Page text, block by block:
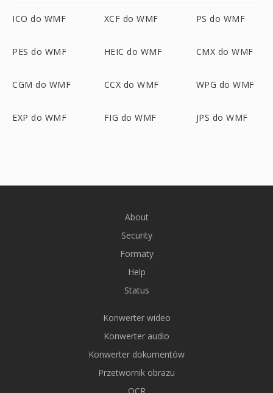
ICO do WMF XCF do WMF PS do WMF
PES do WMF HEIC do WMF CMX do WMF
CGM do WMF CCX do WMF WPG do WMF
EXP do WMF FIG do WMF JPS do WMF
About
Security
Formaty
Help
Status
Konwerter wideo
Konwerter audio
Konwerter dokumentów
Przetwornik obrazu